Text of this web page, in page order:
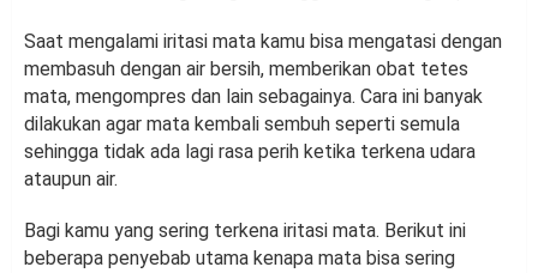
Saat mengalami iritasi mata kamu bisa mengatasi dengan
membasuh dengan air bersih, memberikan obat tetes
mata, mengompres dan lain sebagainya. Cara ini banyak
dilakukan agar mata kembali sembuh seperti semula
sehingga tidak ada lagi rasa perih ketika terkena udara
ataupun air.
Bagi kamu yang sering terkena iritasi mata. Berikut ini
beberapa penyebab utama kenapa mata bisa sering